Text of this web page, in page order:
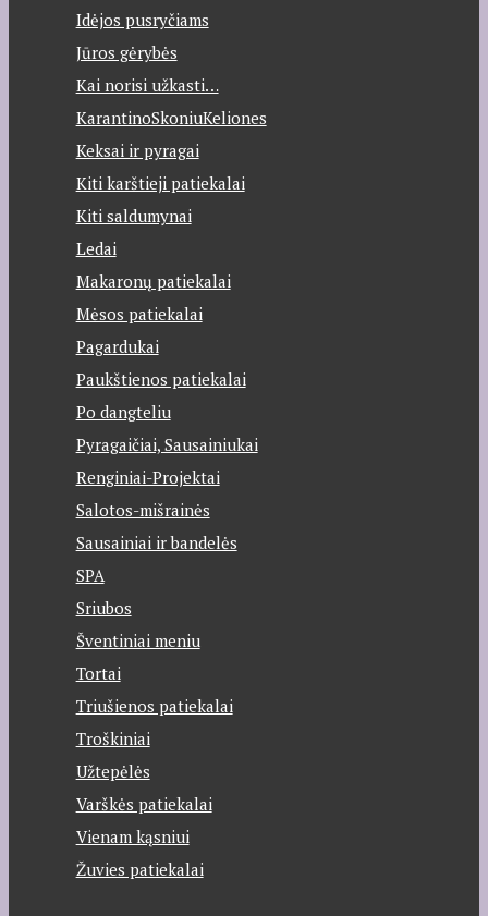
Idėjos pusryčiams
Jūros gėrybės
Kai norisi užkasti…
KarantinoSkoniuKeliones
Keksai ir pyragai
Kiti karštieji patiekalai
Kiti saldumynai
Ledai
Makaronų patiekalai
Mėsos patiekalai
Pagardukai
Paukštienos patiekalai
Po dangteliu
Pyragaičiai, Sausainiukai
Renginiai-Projektai
Salotos-mišrainės
Sausainiai ir bandelės
SPA
Sriubos
Šventiniai meniu
Tortai
Triušienos patiekalai
Troškiniai
Užtepėlės
Varškės patiekalai
Vienam kąsniui
Žuvies patiekalai